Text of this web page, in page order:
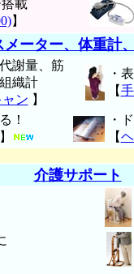
載
】
メーター、体重計
謝量、筋
織計
ン 】
・
【
！
・
【
介護サポート